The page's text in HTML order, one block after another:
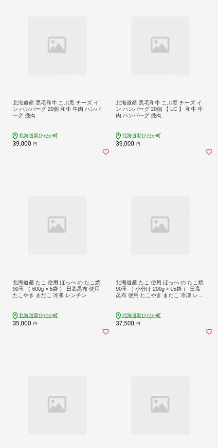
北海道産 黒毛和牛 こぶ黒 チーズ イ
ン ハンバーグ 20個 和牛 牛肉 ハンバ
ーグ 挽肉
北海道新ひだか町
39,000 円
北海道産 黒毛和牛 こぶ黒 チーズ イ
ン ハンバーグ 20個 【 LC 】 和牛 牛
肉 ハンバーグ 挽肉
北海道新ひだか町
39,000 円
北海道産 たこ 使用 ほっぺ の たこ焼
90玉 （ 600g × 5袋 ） 日高昆布 使用
たこやき まだこ 冷凍 レンチン
北海道新ひだか町
35,000 円
北海道産 たこ 使用 ほっぺ の たこ焼
90玉 （ 小分け 200g × 15袋 ） 日高
昆布 使用 たこやき まだこ 冷凍 レン
北海道新ひだか町
37,500 円